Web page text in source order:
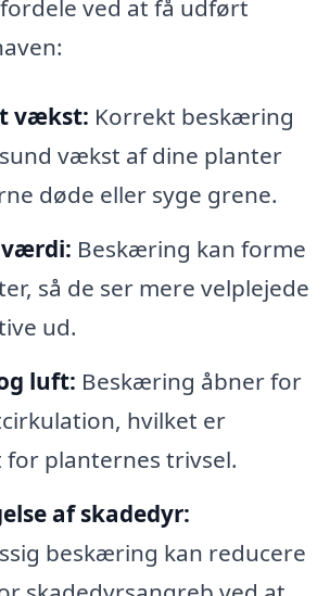
ved at få udført
vækst: Korrekt beskæring
vækst af dine planter
døde eller syge grene.
Beskæring kan forme
så de ser mere velplejede
ud.
luft: Beskæring åbner for
hvilket er
for planternes trivsel.
af skadedyr:
beskæring kan reducere